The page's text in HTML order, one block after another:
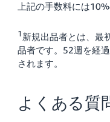
上記の手数料には
1 新規出品者とは、最
品者です。52週を経
されます。
よくある質